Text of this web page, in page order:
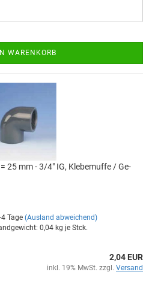
WARENKORB
= 25 mm - 3/4" IG, Kle­be­muf­fe / Ge­
Tage (Ausland abweichend)
0,04 kg je Stck.
2,04 EUR
inkl. 19% MwSt. zzgl. Versand